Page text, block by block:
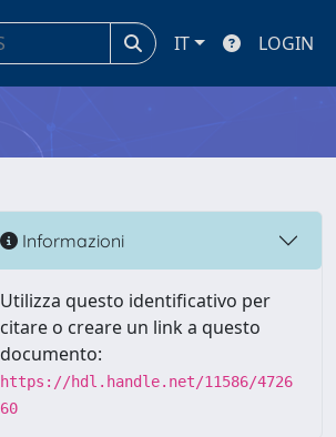
IT LOGIN
Informazioni
Utilizza questo identificativo per
citare o creare un link a questo
documento:
https://hdl.handle.net/11586/4726
60